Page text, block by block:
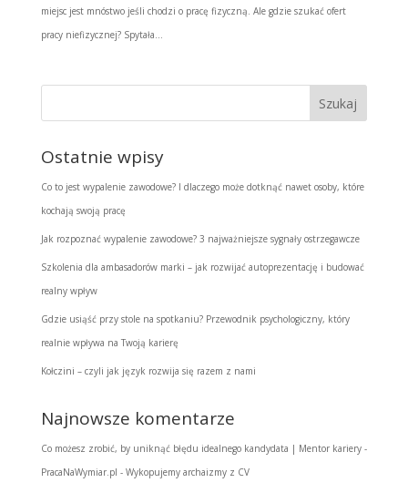
miejsc jest mnóstwo jeśli chodzi o pracę fizyczną. Ale gdzie szukać ofert
pracy niefizycznej? Spytała...
Ostatnie wpisy
Co to jest wypalenie zawodowe? I dlaczego może dotknąć nawet osoby, które
kochają swoją pracę
Jak rozpoznać wypalenie zawodowe? 3 najważniejsze sygnały ostrzegawcze
Szkolenia dla ambasadorów marki – jak rozwijać autoprezentację i budować
realny wpływ
Gdzie usiąść przy stole na spotkaniu? Przewodnik psychologiczny, który
realnie wpływa na Twoją karierę
Kołczini – czyli jak język rozwija się razem z nami
Najnowsze komentarze
Co możesz zrobić, by uniknąć błędu idealnego kandydata | Mentor kariery -
PracaNaWymiar.pl - Wykopujemy archaizmy z CV